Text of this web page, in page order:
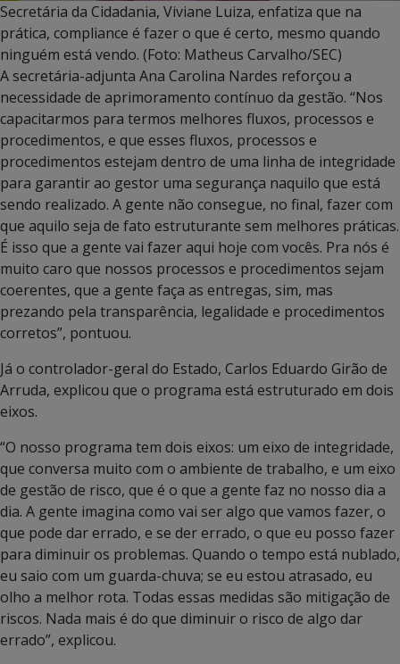
Secretária da Cidadania, Viviane Luiza, enfatiza que na
prática, compliance é fazer o que é certo, mesmo quando
ninguém está vendo. (Foto: Matheus Carvalho/SEC)
A secretária-adjunta Ana Carolina Nardes reforçou a
necessidade de aprimoramento contínuo da gestão. “Nos
capacitarmos para termos melhores fluxos, processos e
procedimentos, e que esses fluxos, processos e
procedimentos estejam dentro de uma linha de integridade
para garantir ao gestor uma segurança naquilo que está
sendo realizado. A gente não consegue, no final, fazer com
que aquilo seja de fato estruturante sem melhores práticas.
É isso que a gente vai fazer aqui hoje com vocês. Pra nós é
muito caro que nossos processos e procedimentos sejam
coerentes, que a gente faça as entregas, sim, mas
prezando pela transparência, legalidade e procedimentos
corretos”, pontuou.
Já o controlador-geral do Estado, Carlos Eduardo Girão de
Arruda, explicou que o programa está estruturado em dois
eixos.
“O nosso programa tem dois eixos: um eixo de integridade,
que conversa muito com o ambiente de trabalho, e um eixo
de gestão de risco, que é o que a gente faz no nosso dia a
dia. A gente imagina como vai ser algo que vamos fazer, o
que pode dar errado, e se der errado, o que eu posso fazer
para diminuir os problemas. Quando o tempo está nublado,
eu saio com um guarda-chuva; se eu estou atrasado, eu
olho a melhor rota. Todas essas medidas são mitigação de
riscos. Nada mais é do que diminuir o risco de algo dar
errado”, explicou.